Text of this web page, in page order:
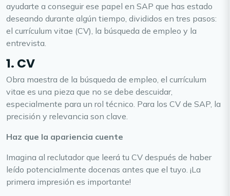
ayudarte a conseguir ese papel en SAP que has estado
deseando durante algún tiempo, divididos en tres pasos:
el currículum vitae (CV), la búsqueda de empleo y la
entrevista.
1. CV
Obra maestra de la búsqueda de empleo, el currículum
vitae es una pieza que no se debe descuidar,
especialmente para un rol técnico. Para los CV de SAP, la
precisión y relevancia son clave.
Haz que la apariencia cuente
Imagina al reclutador que leerá tu CV después de haber
leído potencialmente docenas antes que el tuyo. ¡La
primera impresión es importante!